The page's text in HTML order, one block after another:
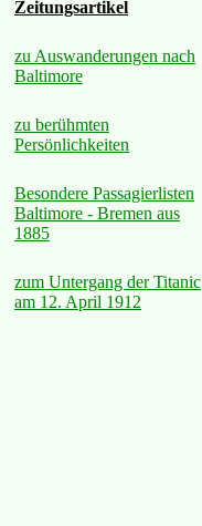
Zeitungsartikel
zu Auswanderungen nach
Baltimore
zu berühmten
Persönlichkeiten
Besondere Passagierlisten
Baltimore - Bremen aus
1885
zum Untergang der Titanic
am 12. April 1912